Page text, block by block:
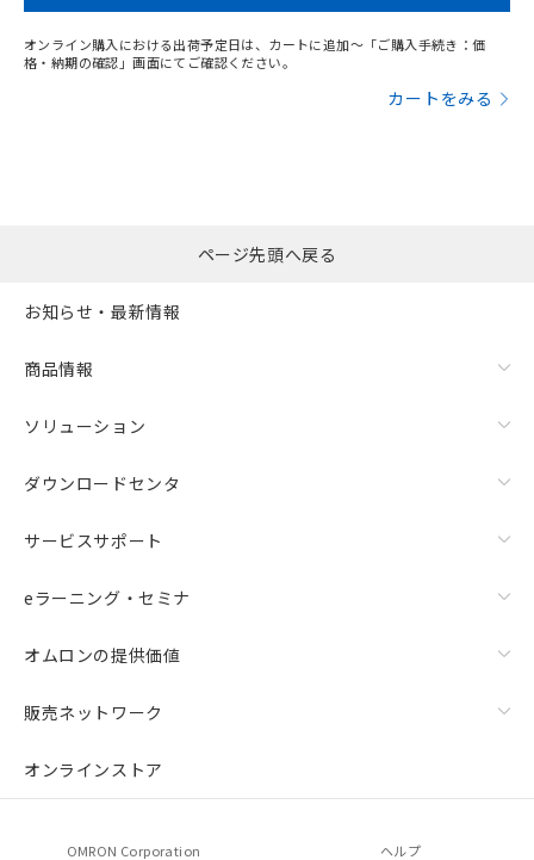
オンライン購入における出荷予定日は、カートに追加～「ご購入手続き：価
格・納期の確認」画面にてご確認ください。
カートをみる
ページ先頭へ戻る
お知らせ・最新情報
商品情報
ソリューション
ダウンロードセンタ
サービスサポート
eラーニング・セミナ
オムロンの提供価値
販売ネットワーク
オンラインストア
OMRON Corporation ヘルプ